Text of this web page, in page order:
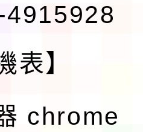
4915928
表】
chrome